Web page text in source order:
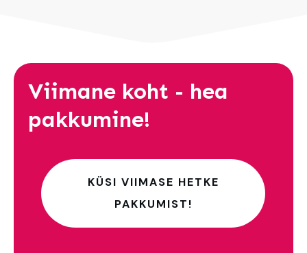
Viimane koht - hea
pakkumine!
KÜSI VIIMASE HETKE
PAKKUMIST!